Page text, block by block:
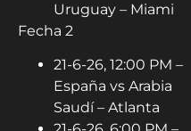
Uruguay – Miami
Fecha 2
21-6-26, 12:00 PM –
España vs Arabia
Saudí – Atlanta